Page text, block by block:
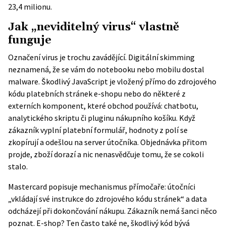
23,4 milionu.
Jak „neviditelný virus“ vlastně
funguje
Označení virus je trochu zavádějící. Digitální skimming
neznamená, že se vám do notebooku nebo mobilu dostal
malware. Škodlivý JavaScript je vložený přímo do zdrojového
kódu platebních stránek e-shopu nebo do některé z
externích komponent, které obchod používá: chatbotu,
analytického skriptu či pluginu nákupního košíku. Když
zákazník vyplní platební formulář, hodnoty z polí se
zkopírují a odešlou na server útočníka. Objednávka přitom
projde, zboží dorazí a nic nenasvědčuje tomu, že se cokoli
stalo.
Mastercard popisuje mechanismus přímočaře: útočníci
„vkládají své instrukce do zdrojového kódu stránek“ a data
odcházejí při dokončování nákupu. Zákazník nemá šanci něco
poznat. E-shop? Ten často také ne, škodlivý kód bývá